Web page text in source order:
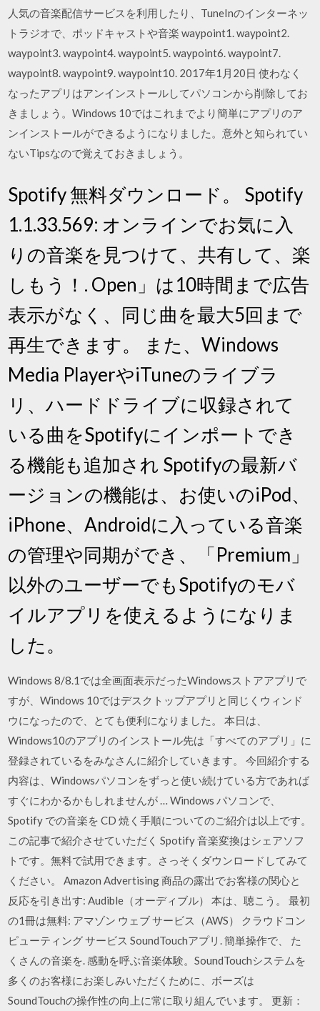
人気の音楽配信サービスを利用したり、TuneInのインターネッ
トラジオで、ポッドキャストや音楽 waypoint1. waypoint2.
waypoint3. waypoint4. waypoint5. waypoint6. waypoint7.
waypoint8. waypoint9. waypoint10. 2017年1月20日 使わなく
なったアプリはアンインストールしてパソコンから削除してお
きましょう。Windows 10ではこれまでより簡単にアプリのア
ンインストールができるようになりました。意外と知られてい
ないTipsなので覚えておきましょう。
Spotify 無料ダウンロード。 Spotify
1.1.33.569: オンラインでお気に入
りの音楽を見つけて、共有して、楽
しもう！. Open」は10時間まで広告
表示がなく、同じ曲を最大5回まで
再生できます。 また、Windows
Media PlayerやiTuneのライブラ
リ、ハードドライブに収録されて
いる曲をSpotifyにインポートでき
る機能も追加され Spotifyの最新バ
ージョンの機能は、お使いのiPod、
iPhone、Androidに入っている音楽
の管理や同期ができ、「Premium」
以外のユーザーでもSpotifyのモバ
イルアプリを使えるようになりま
した。
Windows 8/8.1では全画面表示だったWindowsストアアプリで
すが、Windows 10ではデスクトップアプリと同じくウィンド
ウになったので、とても便利になりました。 本日は、
Windows10のアプリのインストール先は「すべてのアプリ」に
登録されているをみなさんに紹介していきます。 今回紹介する
内容は、Windowsパソコンをずっと使い続けている方であれば
すぐにわかるかもしれませんが … Windows パソコンで、
Spotify での音楽を CD 焼く手順についてのご紹介は以上です。
この記事で紹介させていただく Spotify 音楽変換はシェアソフ
トです。無料で試用できます。さっそくダウンロードしてみて
ください。 Amazon Advertising 商品の露出でお客様の関心と
反応を引き出す: Audible（オーディブル） 本は、聴こう。 最初
の1冊は無料: アマゾン ウェブ サービス（AWS） クラウドコン
ピューティング サービス SoundTouchアプリ. 簡単操作で、 た
くさんの音楽を. 感動を呼ぶ音楽体験。SoundTouchシステムを
多くのお客様にお楽しみいただくために、ボーズは
SoundTouchの操作性の向上に常に取り組んでいます。 更新：